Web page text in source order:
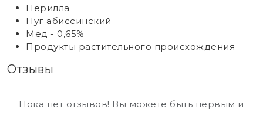
Перилла
Нуг абиссинский
Мед - 0,65%
Продукты растительного происхождения
Отзывы
Пока нет отзывов! Вы можете быть первым и